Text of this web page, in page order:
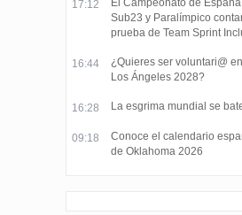
17:12
El Campeonato de
Sub23 y Paralímpico
prueba de Team Sprint
16:44
¿Quieres ser voluntari@
Los Ángeles 2028?
16:28 La esgrima mundial se
09:18
Conoce el calendario
de Oklahoma 2026